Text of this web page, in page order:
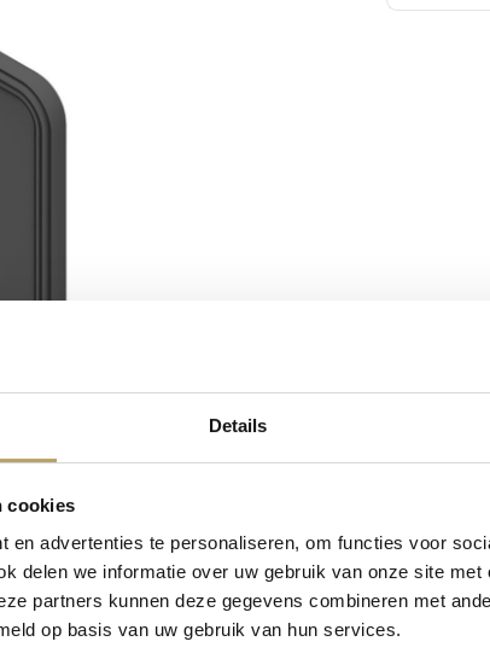
Details
cookies
en advertenties te personaliseren, om functies voor
delen we informatie over uw gebruik van onze site
partners kunnen deze gegevens combineren met
op basis van uw gebruik van hun services.
naar wens worden ingericht.